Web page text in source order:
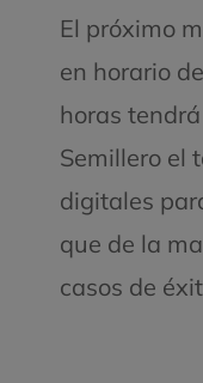
El próximo
en horario
horas
Semillero el
digitales
que de la
casos de